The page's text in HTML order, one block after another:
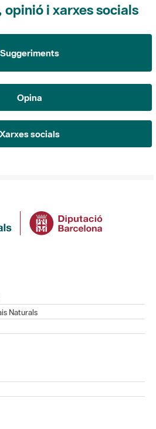
i xarxes socials
Suggeriments
Opina
Xarxes socials
Naturals